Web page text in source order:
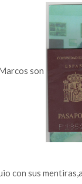
son
con sus